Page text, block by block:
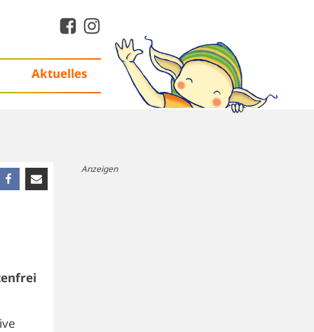
Aktuelles
Anzeigen